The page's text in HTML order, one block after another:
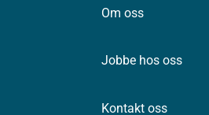
Om oss
Jobbe hos oss
Kontakt oss